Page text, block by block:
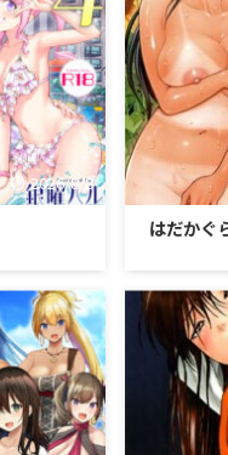
2026/8/8
はだかぐ